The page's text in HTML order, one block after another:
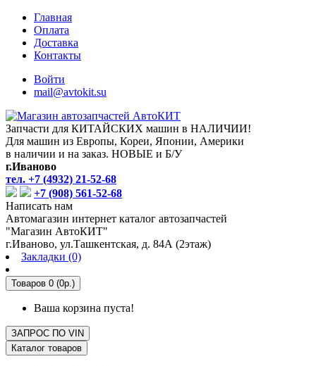
Главная
Оплата
Доставка
Контакты
Войти
mail@avtokit.su
Запчасти для КИТАЙСКИХ машин в НАЛИЧИИ!
Для машин из Европы, Кореи, Японии, Америки
в наличии и на заказ. НОВЫЕ и Б/У
г.Иваново
тел. +7 (4932) 21-52-68
+7 (908) 561-52-68
Написать нам
Автомагазин интернет каталог автозапчастей
"Магазин АвтоКИТ"
г.Иваново, ул.Ташкентская, д. 84А (2этаж)
Закладки (0)
Товаров 0 (0р.)
Ваша корзина пуста!
ЗАПРОС ПО VIN
Каталог товаров